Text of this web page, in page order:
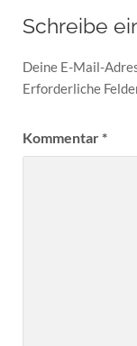
Schreibe
Deine E-Mail-
Erforderliche
Kommentar*